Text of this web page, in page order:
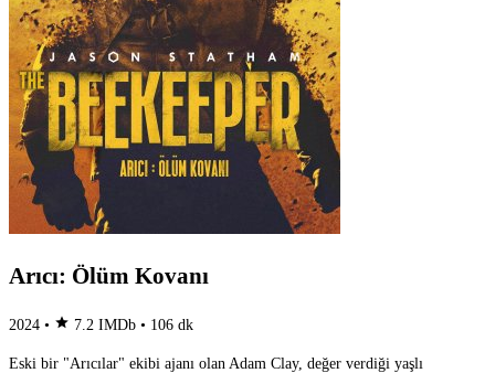
Arıcı: Ölüm Kovanı
2024 • star 7.2 IMDb • 106 dk
Eski bir "Arıcılar" ekibi ajanı olan Adam Clay, değer verdiği yaşlı